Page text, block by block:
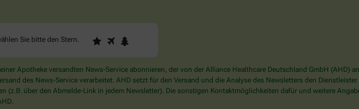
Sie bitte den Stern.
Sind
Sie
Mensch?
Dann
wählen
1 2
Apotheke versandten News-Service abonnieren, der von der Alliance Healthcare Deutschland GmbH (AHD)
des News-Service verarbeitet. AHD setzt für den Versand und die Analyse des Newsletters den
(z.B. über den Abmelde-Link in jedem Newsletter). Die sonstigen Kontaktmöglichkeiten dafür und weitere